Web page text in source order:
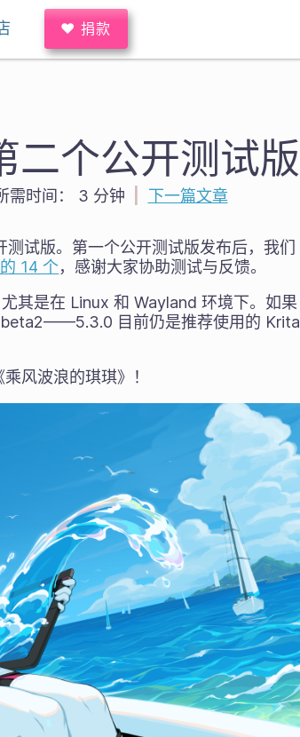
♥ 捐款
二个公开测试版
需时间： 3 分钟 下一篇文章
试版。第一个公开测试版发布后，我们
14 个，感谢大家协助测试与反馈。
其是在 Linux 和 Wayland 环境下。如果
beta2——5.3.0 目前仍是推荐使用的 Krita
风波浪的琪琪》！